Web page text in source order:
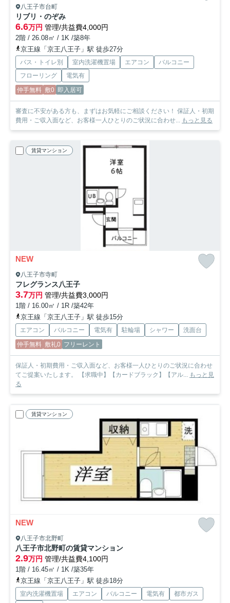
八王子市台町
リブリ・のぞみ
6.6万円 管理/共益費4,000円
2階 / 26.08㎡ / 1K /築8年
京王線「京王八王子」駅 徒歩27分
バス・トイレ別 室内洗濯機置場 エアコン
バルコニー
フローリング
電気有
仲手無料 敷0 即入居可
審査に不安がある方も、まずはお気軽にご相談ください！ 保証人・初期
費用・ご収入面など、お客様一人ひとりのご状況に合わせ... もっと見る
賃貸マンション
NEW
八王子市寺町
フレグランス八王子
3.7万円 管理/共益費3,000円
1階 / 16.00㎡ / 1R /築42年
京王線「京王八王子」駅 徒歩15分
エアコン バルコニー 電気有 駐輪場 シャワー
洗面台
仲手無料 敷礼0 フリーレント
保証人・初期費用・ご収入面など、お客様一人ひとりのご状況に合わせ
てご提案いたします。 【求職中】【カードブラック】【アル... もっと見
る
賃貸マンション
NEW
八王子市北野町
八王子市北野町の賃貸マンション
2.9万円 管理/共益費4,100円
1階 / 16.45㎡ / 1K /築35年
京王線「京王八王子」駅 徒歩18分
室内洗濯機置場 エアコン バルコニー 電気有
都市ガス